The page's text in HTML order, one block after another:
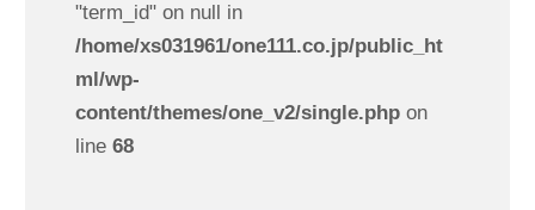
"term_id" on null in
/home/xs031961/one111.co.jp/public_ht
ml/wp-
content/themes/one_v2/single.phpon
line 68